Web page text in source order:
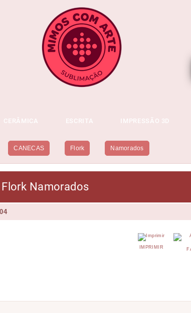
CERÂMICA ESCRITA IMPRESSÃO 3D
CANECAS Flork Namorados
Namorados
IMPRIMIR